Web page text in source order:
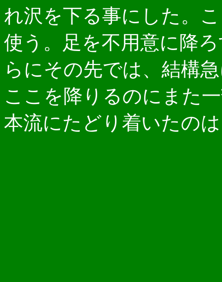
れ沢を下る事にした。
使う。足を不用意に降
らにその先では、結構
ここを降りるのにまた
本流にたどり着いたの